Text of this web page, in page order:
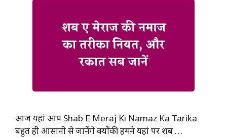
आज यहां आप Shab E Meraj Ki Namaz Ka Tarika
बहुत ही आसानी से जानेंगे क्योंकी हमने यहां पर शब …